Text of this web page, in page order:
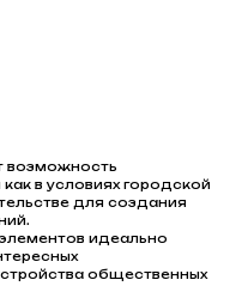
возможность
в условиях городской
для создания
идеально
общественных